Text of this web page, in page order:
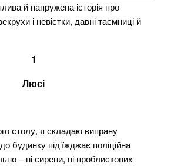
й напружена історія про
і невістки, давні таємниці й
1
Люсі
столу, я складаю випрану
будинку під’їжджає поліційна
– ні сирени, ні проблискових